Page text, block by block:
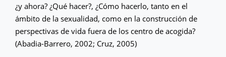
¿y ahora? ¿Qué hacer?, ¿Cómo hacerlo, tanto en el
ámbito de la sexualidad, como en la construcción de
perspectivas de vida fuera de los centro de acogida?
(Abadia-Barrero, 2002; Cruz, 2005)